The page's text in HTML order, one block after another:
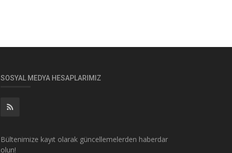
SOSYAL MEDYA HESAPLARIMIZ
Bültenimize kayıt olarak güncellemelerden haberdar
olun!